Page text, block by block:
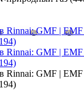
Rinnai: GMF |
Rinnai: GMF |
Rinnai: GMF |